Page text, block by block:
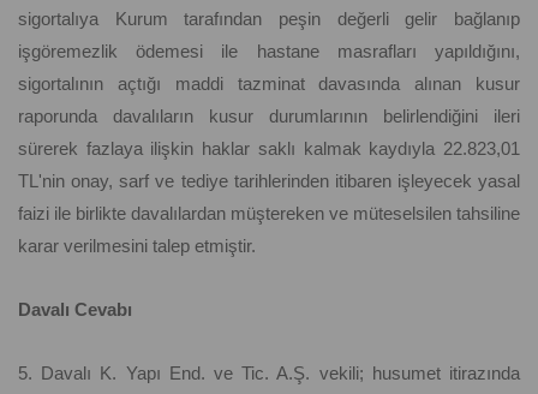
sigortalıya Kurum tarafından peşin değerli gelir bağlanıp
işgöremezlik ödemesi ile hastane masrafları yapıldığını,
sigortalının açtığı maddi tazminat davasında alınan kusur
raporunda davalıların kusur durumlarının belirlendiğini ileri
sürerek fazlaya ilişkin haklar saklı kalmak kaydıyla 22.823,01
TL'nin onay, sarf ve tediye tarihlerinden itibaren işleyecek yasal
faizi ile birlikte davalılardan müştereken ve müteselsilen tahsiline
karar verilmesini talep etmiştir.
Davalı Cevabı
5. Davalı K. Yapı End. ve Tic. A.Ş. vekili; husumet itirazında